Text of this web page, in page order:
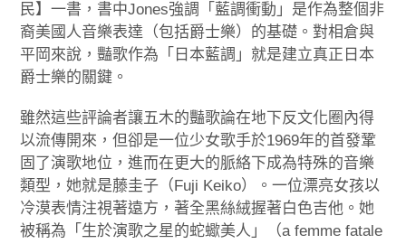
民】一書，書中Jones強調「藍調衝動」是作為整個非
裔美國人音樂表達（包括爵士樂）的基礎。對相倉與
平岡來說，豔歌作為「日本藍調」就是建立真正日本
爵士樂的關鍵。
雖然這些評論者讓五木的豔歌論在地下反文化圈內得
以流傳開來，但卻是一位少女歌手於1969年的首發鞏
固了演歌地位，進而在更大的脈絡下成為特殊的音樂
類型，她就是藤圭子（Fuji Keiko）。一位漂亮女孩以
冷漠表情注視著遠方，著全黑絲絨握著白色吉他。她
被稱為「生於演歌之星的蛇蠍美人」（a femme fatale